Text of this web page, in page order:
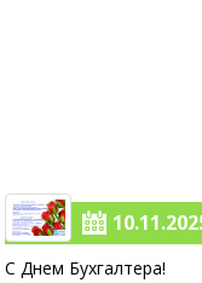
С Днем Бухгалтера!